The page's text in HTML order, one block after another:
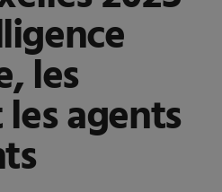
les
agents